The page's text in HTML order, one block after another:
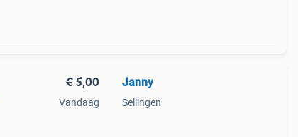
€ 5,00
Vandaag
Janny
Sellingen